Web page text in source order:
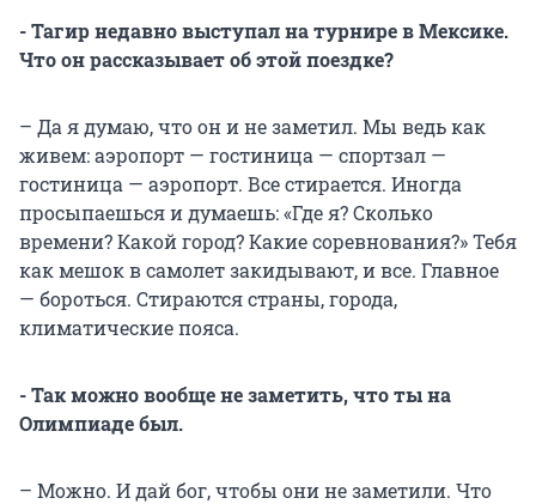
- Тагир недавно выступал на турнире в Мексике.
Что он рассказывает об этой поездке?
– Да я думаю, что он и не заметил. Мы ведь как
живем: аэропорт — гостиница — спортзал —
гостиница — аэропорт. Все стирается. Иногда
просыпаешься и думаешь: «Где я? Сколько
времени? Какой город? Какие соревнования?» Тебя
как мешок в самолет закидывают, и все. Главное
— бороться. Стираются страны, города,
климатические пояса.
- Так можно вообще не заметить, что ты на
Олимпиаде был.
– Можно. И дай бог, чтобы они не заметили. Что